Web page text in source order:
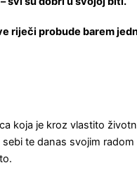
riječi probude barem
koja je kroz vlastito
te danas svojim